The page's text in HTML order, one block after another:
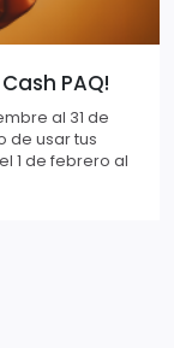
PAQ!
al 31 de
de usar tus
1 de febrero al